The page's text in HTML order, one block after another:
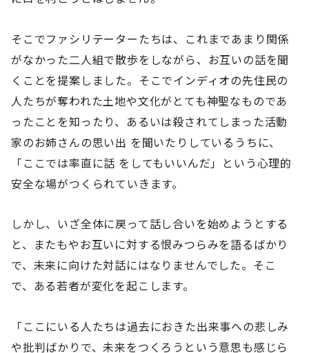
そこでファシリテーターたちは、これまであまり関係
がなかった二人組で散歩をしながら、お互いの話を聞
くことを提案しました。そこでインディオの先住民の
人たちが奪われた土地や文化がとても神聖なものであ
ったことを知ったり、あるいは殺されてしまった活動
家のお姉さんの思い出 を聞いたりしているうちに、
「ここでは率直に話 をしてもいいんだ」という心理的
安全な場がつくられていきます。
しかし、いざ全体に戻って話し合いを始めようとする
と、またもやお互いに対する恨みつらみを語るばかり
で、未来に向けた対話にはなりませんでした。そこ
で、ある若者が変化を起こします。
「ここにいる人たちは過去におきた出来事への悲しみ
や批判ばかりで、未来をつくろうという意思も感じら